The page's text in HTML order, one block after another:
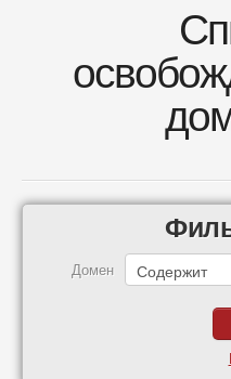
Домен